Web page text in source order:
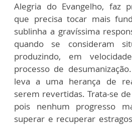
Alegria do Evangelho, faz
que precisa tocar mais
sublinha a gravíssima
quando se consideram
produzindo, em
processo de
leva a uma herança de
serem revertidas. Trata-se
pois nenhum progresso
superar e recuperar